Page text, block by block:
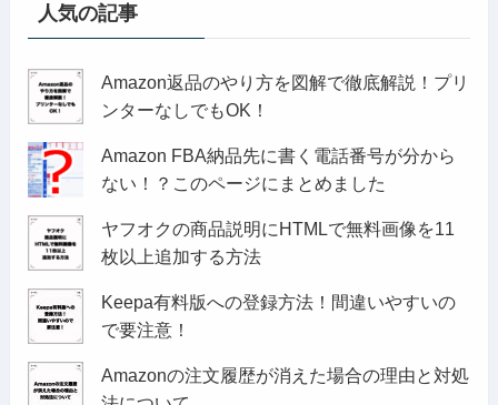
人気の記事
Amazon返品のやり方を図解で徹底解説！プリ
ンターなしでもOK！
Amazon FBA納品先に書く電話番号が分から
ない！？このページにまとめました
ヤフオクの商品説明にHTMLで無料画像を11
枚以上追加する方法
Keepa有料版への登録方法！間違いやすいの
で要注意！
Amazonの注文履歴が消えた場合の理由と対処